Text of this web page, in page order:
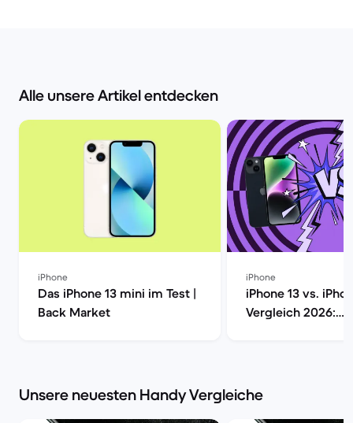
Alle unsere Artikel entdecken
iPhone
Das iPhone 13 mini im Test |
Back Market
iPhone
iPhone 13 vs.
Vergleich 2026:
Unsere neuesten Handy Vergleiche